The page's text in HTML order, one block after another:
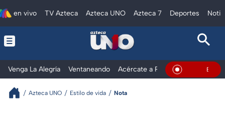
en vivo TV Azteca Azteca UNO Azteca 7 Deportes
Venga La Alegría Ventaneando Acércate a Rocío Al Extremo
En Vivo
Azteca UNO Estilo de vida Nota